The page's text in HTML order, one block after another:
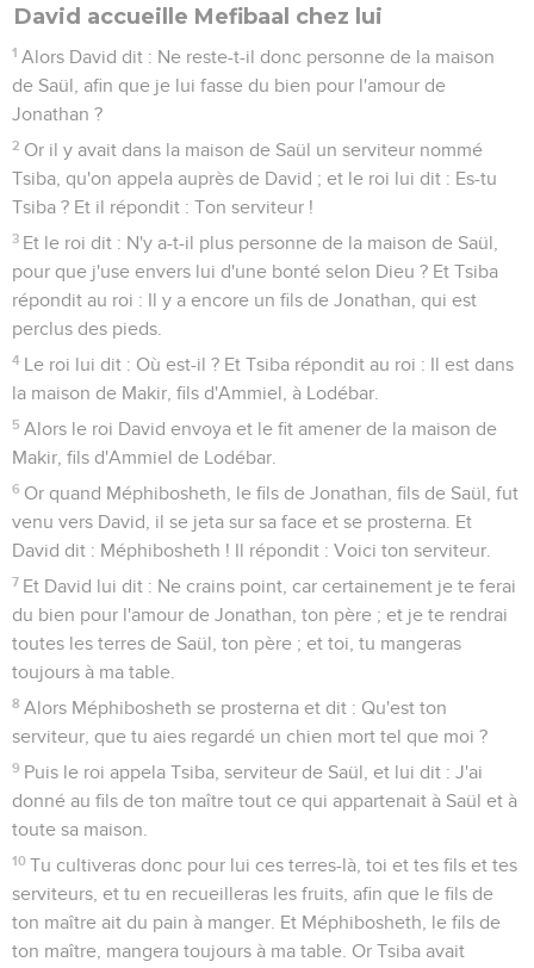
David accueille Mefibaal chez lui
1 Alors David dit : Ne reste-t-il donc personne de la maison
de Saül, afin que je lui fasse du bien pour l'amour de
Jonathan ?
2 Or il y avait dans la maison de Saül un serviteur nommé
Tsiba, qu'on appela auprès de David ; et le roi lui dit : Es-tu
Tsiba ? Et il répondit : Ton serviteur !
3 Et le roi dit : N'y a-t-il plus personne de la maison de Saül,
pour que j'use envers lui d'une bonté selon Dieu ? Et Tsiba
répondit au roi : Il y a encore un fils de Jonathan, qui est
perclus des pieds.
4 Le roi lui dit : Où est-il ? Et Tsiba répondit au roi : Il est dans
la maison de Makir, fils d'Ammiel, à Lodébar.
5 Alors le roi David envoya et le fit amener de la maison de
Makir, fils d'Ammiel de Lodébar.
6 Or quand Méphibosheth, le fils de Jonathan, fils de Saül, fut
venu vers David, il se jeta sur sa face et se prosterna. Et
David dit : Méphibosheth ! Il répondit : Voici ton serviteur.
7 Et David lui dit : Ne crains point, car certainement je te ferai
du bien pour l'amour de Jonathan, ton père ; et je te rendrai
toutes les terres de Saül, ton père ; et toi, tu mangeras
toujours à ma table.
8 Alors Méphibosheth se prosterna et dit : Qu'est ton
serviteur, que tu aies regardé un chien mort tel que moi ?
9 Puis le roi appela Tsiba, serviteur de Saül, et lui dit : J'ai
donné au fils de ton maître tout ce qui appartenait à Saül et à
toute sa maison.
10 Tu cultiveras donc pour lui ces terres-là, toi et tes fils et tes
serviteurs, et tu en recueilleras les fruits, afin que le fils de
ton maître ait du pain à manger. Et Méphibosheth, le fils de
ton maître, mangera toujours à ma table. Or Tsiba avait